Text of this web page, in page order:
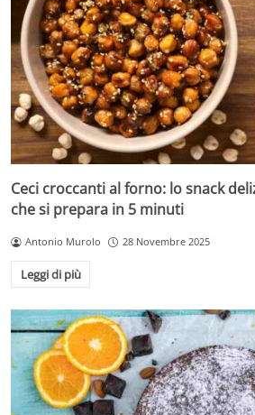
Ceci croccanti al forno: lo snack
che si prepara in 5 minuti
Antonio Murolo 28 Novembre 2025
Leggi di più